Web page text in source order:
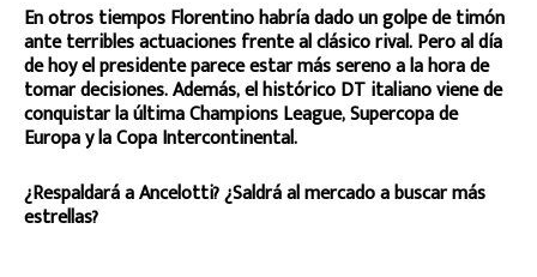
En otros tiempos Florentino habría dado un golpe de timón
ante terribles actuaciones frente al clásico rival. Pero al día
de hoy el presidente parece estar más sereno a la hora de
tomar decisiones. Además, el histórico DT italiano viene de
conquistar la última Champions League, Supercopa de
Europa y la Copa Intercontinental.
¿Respaldará a Ancelotti? ¿Saldrá al mercado a buscar más
estrellas?